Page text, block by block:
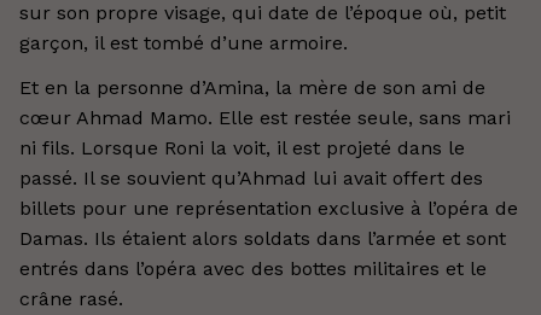
sur son propre visage, qui date de l’époque où, petit
garçon, il est tombé d’une armoire.
Et en la personne d’Amina, la mère de son ami de
cœur Ahmad Mamo. Elle est restée seule, sans mari
ni fils. Lorsque Roni la voit, il est projeté dans le
passé. Il se souvient qu’Ahmad lui avait offert des
billets pour une représentation exclusive à l’opéra de
Damas. Ils étaient alors soldats dans l’armée et sont
entrés dans l’opéra avec des bottes militaires et le
crâne rasé.